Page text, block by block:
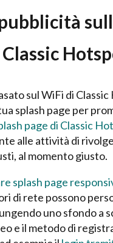
sul WiFi di
splash page per
page di Classic
alle attività di
al momento giusto.
splash page
di rete possono
uno sfondo a
e il metodo di